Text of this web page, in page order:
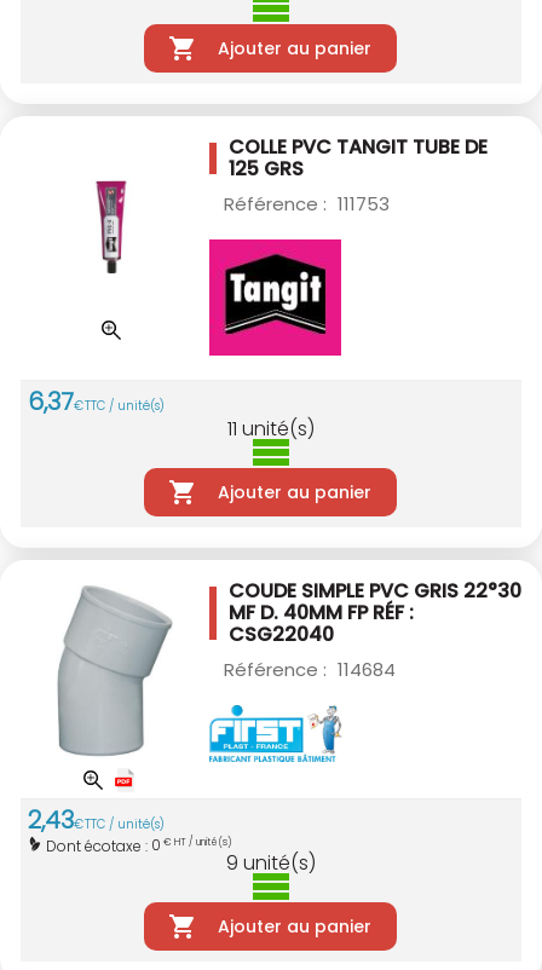
Ajouter au panier
COLLE PVC TANGIT TUBE DE
125 GRS
Référence : 111753
6,37€TTC / unité(s)
11 unité(s)
Ajouter au panier
COUDE SIMPLE PVC GRIS 22°30
MF D. 40MM FP RÉF :
CSG22040
Référence : 114684
2,43€TTC / unité(s)
Dont écotaxe : 0 € HT / unité(s)
9 unité(s)
Ajouter au panier